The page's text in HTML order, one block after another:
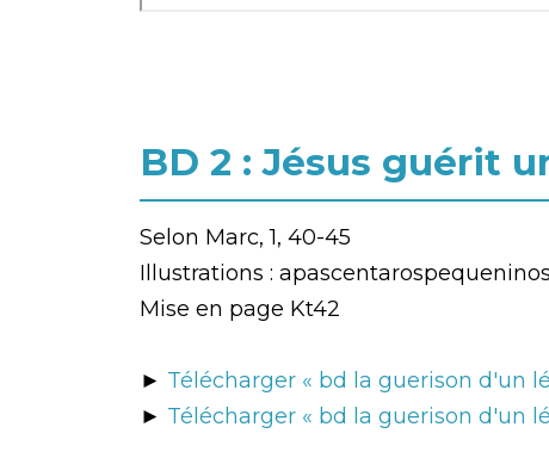
BD 2 : Jésus guérit
Selon Marc, 1, 40-45
Illustrations :
Mise en page Kt42
► Télécharger « bd la guerison d'un
► Télécharger « bd la guerison d'un